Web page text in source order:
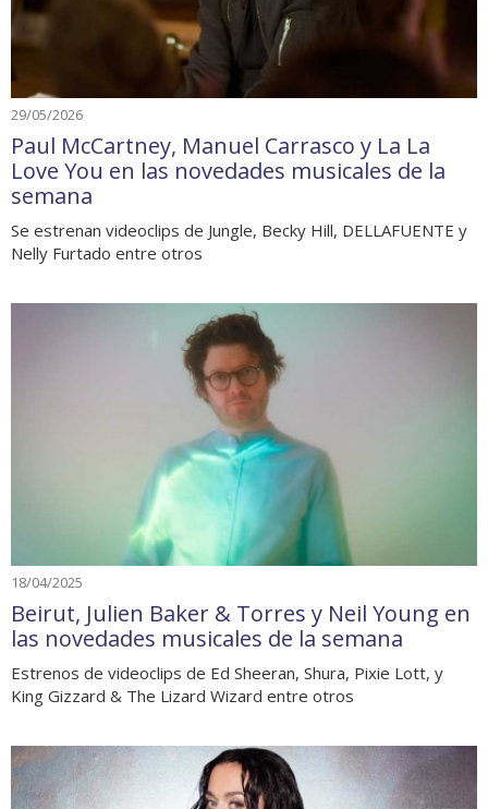
29/05/2026
Paul McCartney, Manuel Carrasco y La La
Love You en las novedades musicales de la
semana
Se estrenan videoclips de Jungle, Becky Hill, DELLAFUENTE y
Nelly Furtado entre otros
18/04/2025
Beirut, Julien Baker & Torres y Neil Young en
las novedades musicales de la semana
Estrenos de videoclips de Ed Sheeran, Shura, Pixie Lott, y
King Gizzard & The Lizard Wizard entre otros